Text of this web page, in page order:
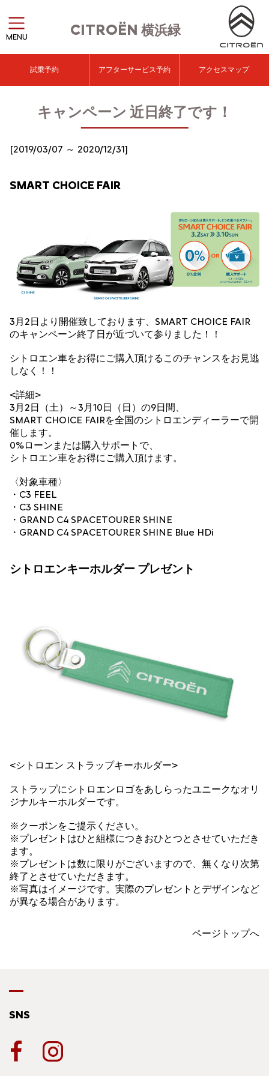
CITROËN 横浜緑
MENU
試乗予約 アフターサービス予約 アクセスマップ
キャンペーン 近日終了です！
[2019/03/07 ～ 2020/12/31]
SMART CHOICE FAIR
3月2日より開催致しております、SMART CHOICE FAIR
のキャンペーン終了日が近づいて参りました！！
シトロエン車をお得にご購入頂けるこのチャンスをお見逃
しなく！！
<詳細>
3月2日（土）～3月10日（日）の9日間、
SMART CHOICE FAIRを全国のシトロエンディーラーで開
催します。
0%ローンまたは購入サポートで、
シトロエン車をお得にご購入頂けます。
〈対象車種〉
・C3 FEEL
・C3 SHINE
・GRAND C4 SPACETOURER SHINE
・GRAND C4 SPACETOURER SHINE Blue HDi
シトロエンキーホルダー プレゼント
<シトロエン ストラップキーホルダー>
ストラップにシトロエンロゴをあしらったユニークなオリ
ジナルキーホルダーです。
※クーポンをご提示ください。
※プレゼントはひと組様につきおひとつとさせていただき
ます。
※プレゼントは数に限りがございますので、無くなり次第
終了とさせていただきます。
※写真はイメージです。実際のプレゼントとデザインなど
が異なる場合があります。
ページトップへ
SNS